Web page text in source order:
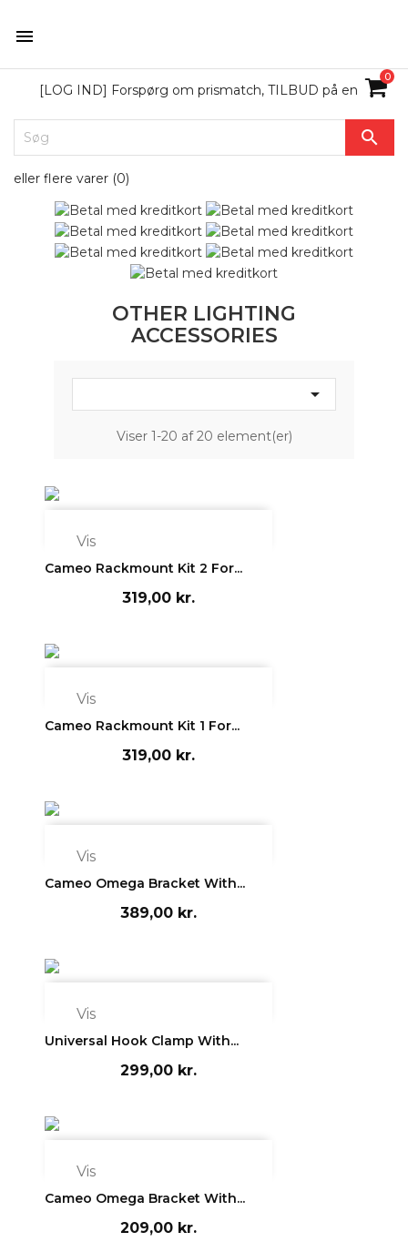

0

[LOG IND] Forspørg om prismatch, TILBUD på en
eller flere varer (0)
OTHER LIGHTING
ACCESSORIES

Viser 1-20 af 20 element(er)
Vis
Cameo Rackmount Kit 2 For...
319,00 kr.
Vis
Cameo Rackmount Kit 1 For...
319,00 kr.
Vis
Cameo Omega Bracket With...
389,00 kr.
Vis
Universal Hook Clamp With...
299,00 kr.
Vis
Cameo Omega Bracket With...
209,00 kr.